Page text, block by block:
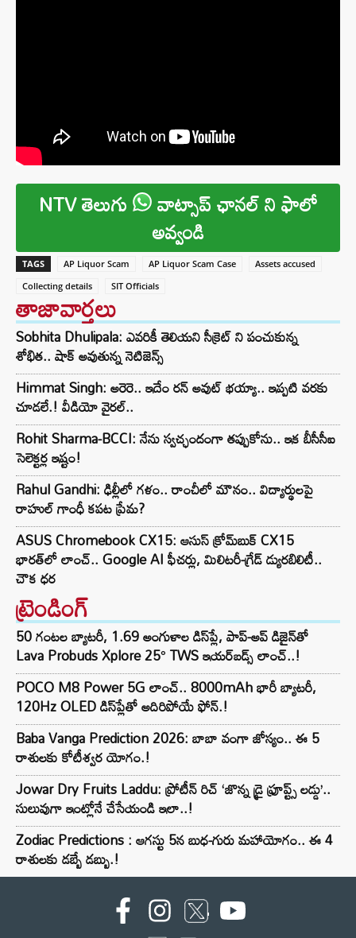
NTV తెలుగు వాట్సాప్ ఛానల్ ని ఫాలో
అవ్వండి
TAGS AP Liquor Scam AP Liquor Scam Case
Assets accused
Collecting details
SIT Officials
తాజావార్తలు
Sobhita Dhulipala: ఎవరికీ తెలియని సీక్రెట్ ని పంచుకున్న
శోభిత.. షాక్ అవుతున్న నెటిజెన్స్
Himmat Singh: అరెరె.. ఇదేం రన్ అవుట్ భయ్యా.. ఇప్పటి వరకు
చూడలే.! వీడియో వైరల్..
Rohit Sharma-BCCI: నేను స్వచ్ఛందంగా తప్పుకోను.. ఇక బీసీసీఐ
సెలెక్టర్ల ఇష్టం!
Rahul Gandhi: ఢిల్లీలో గళం.. రాంచీలో మౌనం.. విద్యార్థులపై
రాహుల్ గాంధీ కపట ప్రేమ?
ASUS Chromebook CX15: ఆసుస్ క్రోమ్‌బుక్ CX15
భారత్‌లో లాంచ్.. Google AI ఫీచర్లు, మిలిటరీ-గ్రేడ్ డ్యురబిలిటీ..
చౌక ధర
ట్రెండింగ్‌
50 గంటల బ్యాటరీ, 1.69 అంగుళాల డిస్‌ప్లే, పాప్-అప్ డిజైన్‌తో
Lava Probuds Xplore 25° TWS ఇయర్‌బడ్స్ లాంచ్..!
POCO M8 Power 5G లాంచ్.. 8000mAh భారీ బ్యాటరీ,
120Hz OLED డిస్‌ప్లేతో అదిరిపోయే ఫోన్.!
Baba Vanga Prediction 2026: బాబా వంగా జోస్యం.. ఈ 5
రాశులకు కోటీశ్వర యోగం.!
Jowar Dry Fruits Laddu: ప్రోటీన్ రిచ్ ‘జొన్న డ్రై ఫ్రూప్ట్స్ లడ్డు’..
సులువుగా ఇంట్లోనే చేసేయండి ఇలా..!
Zodiac Predictions : ఆగస్టు 5న బుధ-గురు మహాయోగం.. ఈ 4
రాశులకు డబ్బే డబ్బు.!